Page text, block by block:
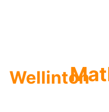
Wellinton